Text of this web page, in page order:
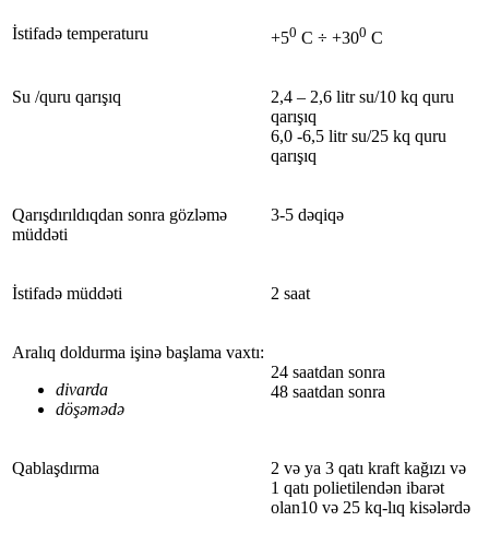
İstifadə temperaturu +50 C ÷ +300 C
Su /quru qarışıq
2,4 – 2,6 litr su/10 kq quru
qarışıq
6,0 -6,5 litr su/25 kq quru
qarışıq
Qarışdırıldıqdan sonra gözləmə
müddəti
3-5 dəqiqə
İstifadə müddəti 2 saat
Aralıq doldurma işinə başlama vaxtı:
divarda
döşəmədə
24 saatdan sonra
48 saatdan sonra
Qablaşdırma
2 və ya 3 qatı kraft kağızı və
1 qatı polietilendən ibarət
olan10 və 25 kq-lıq kisələrdə